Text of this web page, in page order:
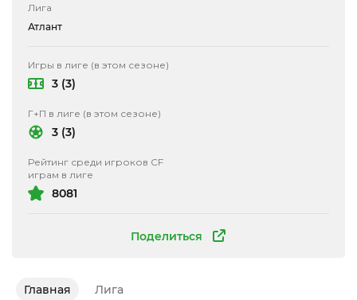
Поделиться
Лига
Атлант
Игры в лиге (в этом сезоне)
3 (3)
Г+П в лиге (в этом сезоне)
3 (3)
Рейтинг среди игроков CF
играм в лиге
8081
Главная Лига